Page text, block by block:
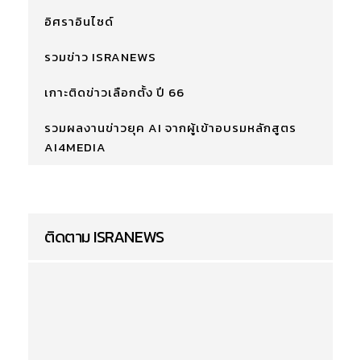
อิศราอินไซด์
รวมข่าว ISRANEWS
เกาะติดข่าวเลือกตั้ง ปี 66
รวมผลงานข่าวยุค AI จากผู้เข้าอบรมหลักสูตร
AI4MEDIA
ติดตาม ISRANEWS